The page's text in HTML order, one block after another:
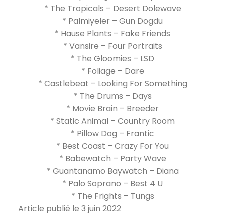
* The Tropicals – Desert Dolewave
* Palmiyeler – Gun Dogdu
* Hause Plants – Fake Friends
* Vansire – Four Portraits
* The Gloomies – LSD
* Foliage – Dare
* Castlebeat – Looking For Something
* The Drums – Days
* Movie Brain – Breeder
* Static Animal – Country Room
* Pillow Dog – Frantic
* Best Coast – Crazy For You
* Babewatch – Party Wave
* Guantanamo Baywatch – Diana
* Palo Soprano – Best 4 U
* The Frights – Tungs
Article publié le 3 juin 2022